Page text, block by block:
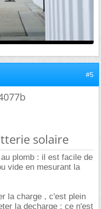
#5
solaire
plomb : il est facile de
vide en mesurant la
la charge , c'est plein
la decharge : ce n'est